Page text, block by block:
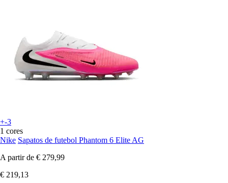
+-3
1 cores
Nike Sapatos de futebol Phantom 6 Elite AG
A partir de € 279,99
€ 219,13